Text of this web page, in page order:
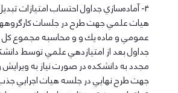
4- آماده‌سازي جداول احتساب امتيازات
هيات علمي جهت طرح در جلسات
عمومي و ماده يك و و محاسبه مجموع كل و
جداول بعد از امتيازدهي علمي توسط
مجدد به دانشكده در صورت نياز به ويرايش
جهت طرح نهايي در جلسه هيات اجرايي